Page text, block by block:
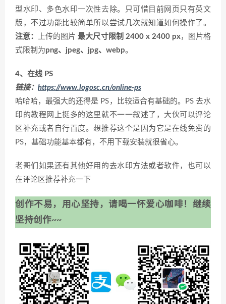
型水印、多色水印一次性去除。只可惜目前网页只有英文
版，不过功能比较简单所以尝试几次就知道如何操作了。
注意：
上传的图片最大尺寸限制 2400 x 2400 px，图片格
式限制为png、jpeg、jpg、webp。
4、在线 PS
链接： https://www.logosc.cn/online-ps
哈哈哈，最强大的还得是 PS，比较适合有基础的。PS 去水
印的教程网上挺多的这里就不一一叙述了，大伙可以评论
区补充或者自行百度。想推荐这个是因为它是在线免费的
PS，基础功能基本都有，不用下载安装就很省心。
老哥们如果还有其他好用的去水印方法或者软件，也可以
在评论区推荐补充一下
创作不易，用心坚持，请喝一怀爱心咖啡！继续
坚持创作~~